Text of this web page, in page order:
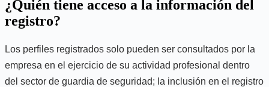
¿Quién tiene acceso a la información del
registro?
Los perfiles registrados solo pueden ser consultados por la
empresa en el ejercicio de su actividad profesional dentro
del sector de guardia de seguridad; la inclusión en el registro